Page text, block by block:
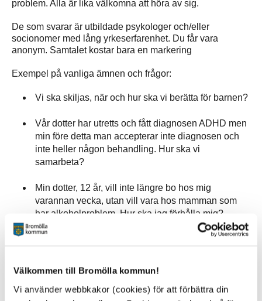
Välkommen till Bromölla kommun!
Vi använder webbkakor (cookies) för att förbättra din
problem. Alla är lika välkomna att höra av sig.
De som svarar är utbildade psykologer och/eller
socionomer med lång yrkeserfarenhet. Du får vara
anonym. Samtalet kostar bara en markering
Exempel på vanliga ämnen och frågor:
Vi ska skiljas, när och hur ska vi berätta för barnen?
Vår dotter har utretts och fått diagnosen ADHD men
min före detta man accepterar inte diagnosen och
inte heller någon behandling. Hur ska vi
samarbeta?
Min dotter, 12 år, vill inte längre bo hos mig
varannan vecka, utan vill vara hos mamman som
har alkoholproblem. Hur ska jag förhålla mig?
Vår 6-åriga dotter får hysteriska utbrott, vad kan det
vet inte vad jag ska göra?